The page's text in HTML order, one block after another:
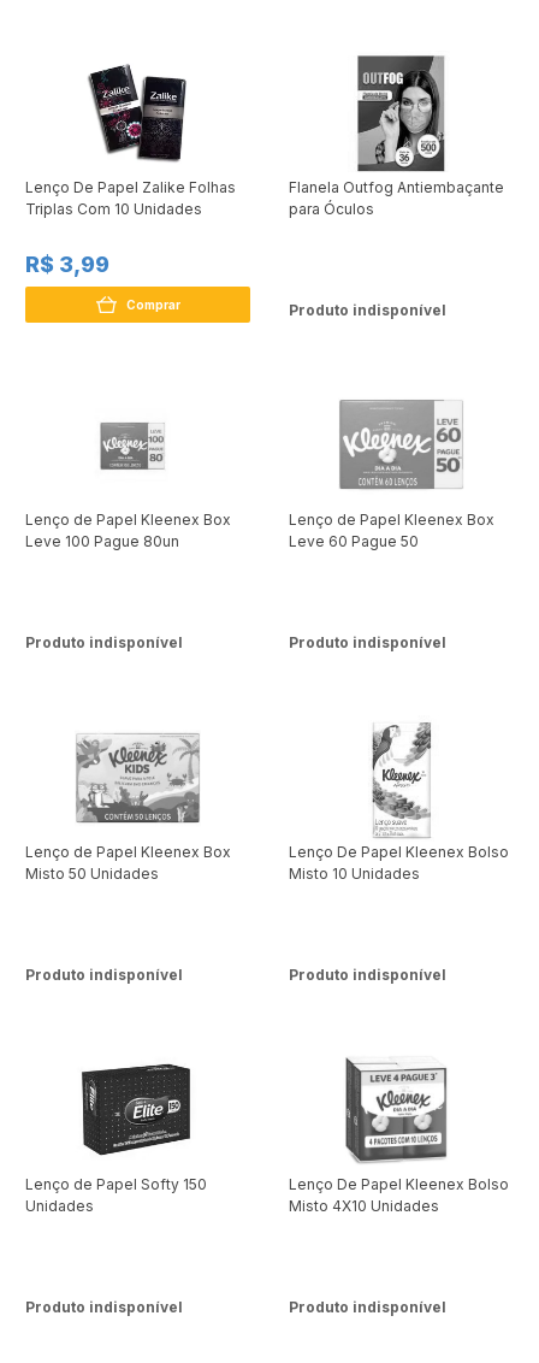
Lenço De Papel Zalike Folhas
Triplas Com 10 Unidades
R$ 3,99
Comprar
Flanela Outfog Antiembaçante
para Óculos
Produto indisponível
Lenço de Papel Kleenex Box
Leve 100 Pague 80un
Produto indisponível
Lenço de Papel Kleenex Box
Leve 60 Pague 50
Produto indisponível
Lenço de Papel Kleenex Box
Misto 50 Unidades
Produto indisponível
Lenço De Papel Kleenex Bolso
Misto 10 Unidades
Produto indisponível
Lenço de Papel Softy 150
Unidades
Produto indisponível
Lenço De Papel Kleenex Bolso
Misto 4X10 Unidades
Produto indisponível